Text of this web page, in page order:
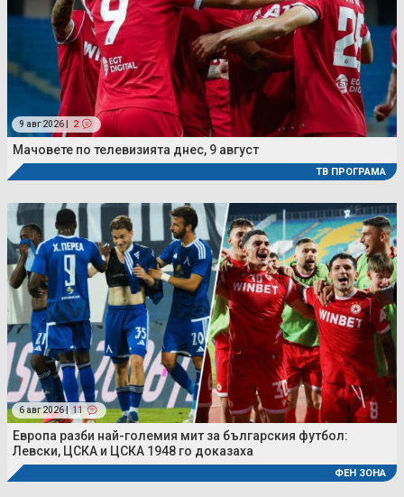
9 авг 2026 | 2
Мачовете по телевизията днес, 9 август
ТВ ПРОГРАМА
6 авг 2026 | 11
Европа разби най-големия мит за българския футбол:
Левски, ЦСКА и ЦСКА 1948 го доказаха
ФЕН ЗОНА